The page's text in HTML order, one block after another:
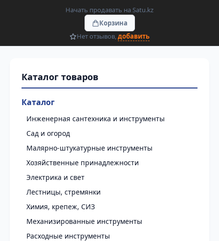
Начать продавать на Satu.kz
Корзина
Нет отзывов,добавить
Каталог
Инженерная сантехника и инструменты
Сад и огород
Малярно-штукатурные инструменты
Хозяйственные принадлежности
Электрика и свет
Лестницы, стремянки
Химия, крепеж, СИЗ
Механизированные инструменты
Расходные инструменты